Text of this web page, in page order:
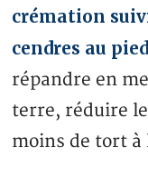
crémation
cendres au
répandre en
terre, réduire
moins de tort